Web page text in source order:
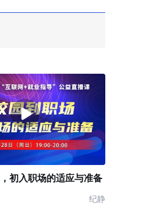
初入职场的适应与准备
纪静